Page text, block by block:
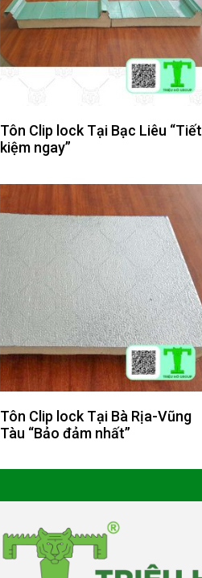
Tôn Clip lock Tại Bạc Liêu “Tiết
kiệm ngay”
Tôn Clip lock Tại Bà Rịa-Vũng
Tàu “Bảo đảm nhất”